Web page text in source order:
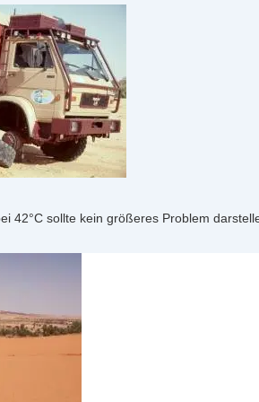
42°C sollte kein größeres Problem